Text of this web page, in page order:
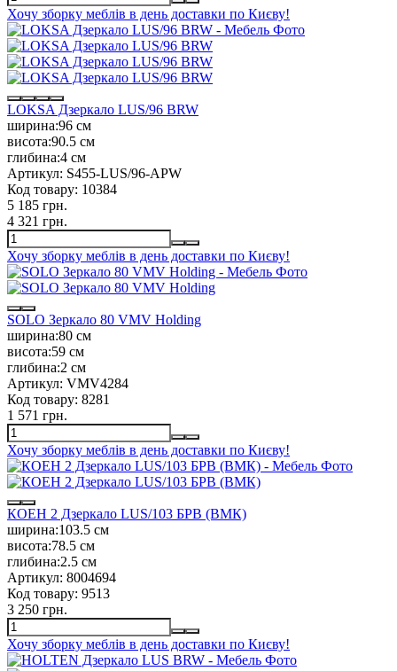
Хочу зборку меблів в день доставки по Києву!
LOKSA Дзеркало LUS/96 BRW
ширина:96 см
висота:90.5 см
глибина:4 см
Артикул: S455-LUS/96-APW
Код товару: 10384
5 185 грн.
4 321 грн.
Хочу зборку меблів в день доставки по Києву!
SOLO Зеркало 80 VMV Holding
ширина:80 см
висота:59 см
глибина:2 см
Артикул: VMV4284
Код товару: 8281
1 571 грн.
Хочу зборку меблів в день доставки по Києву!
КОЕН 2 Дзеркало LUS/103 БРВ (ВМК)
ширина:103.5 см
висота:78.5 см
глибина:2.5 см
Артикул: 8004694
Код товару: 9513
3 250 грн.
Хочу зборку меблів в день доставки по Києву!